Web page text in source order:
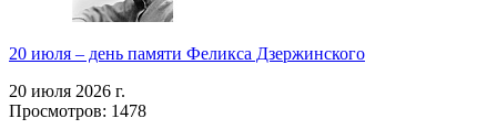
20 июля – день памяти Феликса Дзержинского
20 июля 2026 г.
Просмотров: 1478